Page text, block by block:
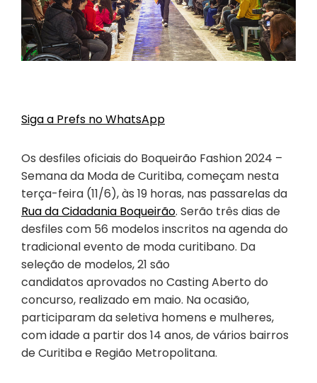
Siga a Prefs no WhatsApp
Os desfiles oficiais do Boqueirão Fashion 2024 –
Semana da Moda de Curitiba, começam nesta
terça-feira (11/6), às 19 horas, nas passarelas da
Rua da Cidadania Boqueirão. Serão três dias de
desfiles com 56 modelos inscritos na agenda do
tradicional evento de moda curitibano. Da
seleção de modelos, 21 são
candidatos aprovados no Casting Aberto do
concurso, realizado em maio. Na ocasião,
participaram da seletiva homens e mulheres,
com idade a partir dos 14 anos, de vários bairros
de Curitiba e Região Metropolitana.